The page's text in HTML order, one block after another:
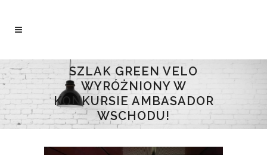
SZLAK GREEN VELO
WYRÓŻNIONY W
KONKURSIE AMBASADOR
WSCHODU!